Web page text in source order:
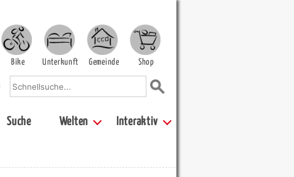
Bike Unterkunft Gemeinde Shop
Suche Welten Interaktiv